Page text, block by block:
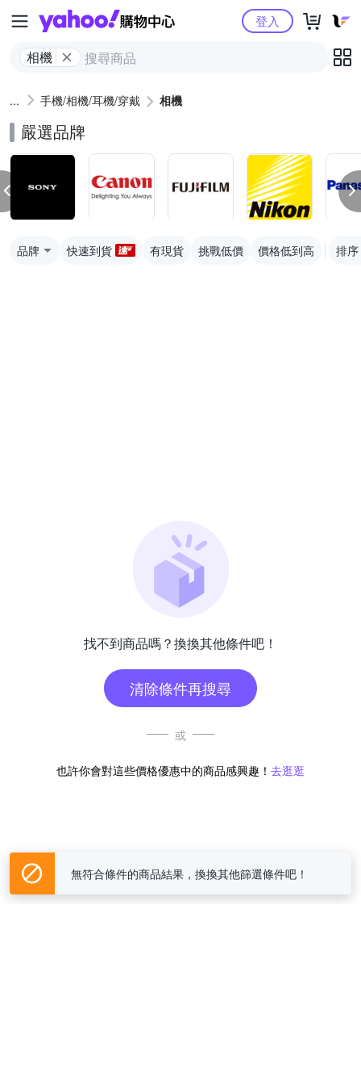
Yahoo購物中心
相機
登入
手機/相機/耳機/穿戴 相機
嚴選品牌
品牌 快速到貨 有現貨 挑戰低價 價格低到高 排序
找不到商品嗎？換換其他條件吧！
清除條件再搜尋
或
也許你會對這些價格優惠中的商品感興趣！ 去逛逛
無符合條件的商品結果，換換其他篩選條件吧！